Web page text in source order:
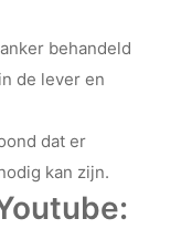
behandeld
de lever en
dat er
kan zijn.